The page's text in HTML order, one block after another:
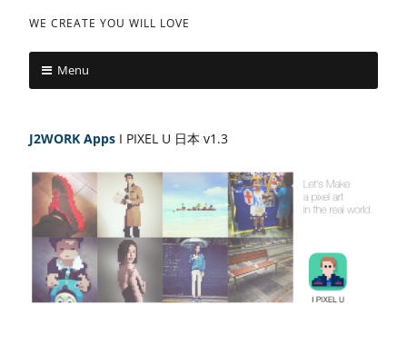
J
2
W
O
R
K
WE CREATE YOU WILL LOVE
Menu
J2WORK Apps I PIXEL U 日本 v1.3